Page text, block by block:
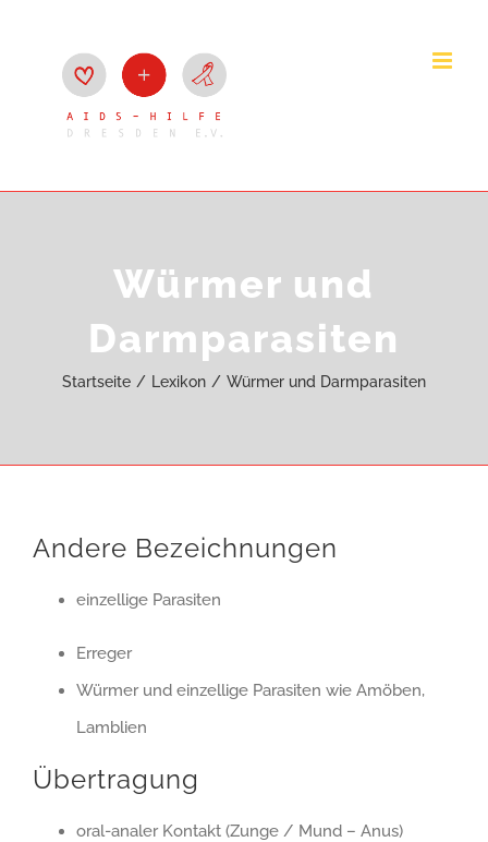
Würmer und
Darmparasiten
Startseite Lexikon Würmer und Darmparasiten
Andere Bezeichnungen
einzellige Parasiten
Erreger
Würmer und einzellige Parasiten wie Amöben,
Lamblien
Übertragung
oral-analer Kontakt (Zunge / Mund – Anus)